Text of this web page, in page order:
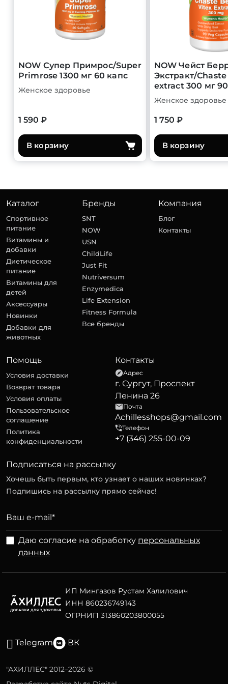
NOW Супер Примрос/Super
Primrose 1300 мг 60 капс
Женское здоровье
1 590 ₽
В корзину
NOW Чейст
Экстракт/
extract 300 мг
Женское здоровье
1 750 ₽
В корзину
Каталог
Спортивное
питание
Витамины и
добавки
Диетическое
питание
Витамины для
детей
Аксессуары
Новинки
Добавки для
животных
Бренды
SNT
NOW
USN
ChildLife
Just Fit
Nutriversum
Enzymedica
Life Extension
Fitness Formula
Все бренды
Компания
Блог
Контакты
Помощь
Условия доставки
Возврат товара
Условия оплаты
Пользовательское
соглашение
Политика
конфиденциальности
Контакты
Адрес
г. Сургут, Проспект
Ленина 26
Почта
Achillesshops@gmail.com
Телефон
+7 (346) 255-00-09
Подписаться на рассылку
Хочешь быть первым, кто узнает о наших новинках?
Подпишись на рассылку прямо сейчас!
Даю согласие на обработку персональных
данных
ИП Мингазов Рустам Халилович
ИНН 860236749143
ОГРНИП 313860203800055
Telegram ВК
"АХИЛЛЕС" 2012–2026 ©